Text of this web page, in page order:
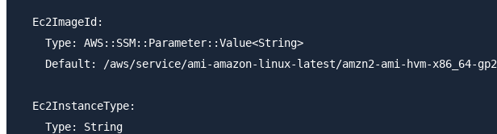
  Ec2ImageId:
    Type: AWS::SSM::Parameter::Value<String>
    Default: /aws/service/ami-amazon-linux-latest/amzn2-ami-hvm-x86_64-gp2
  Ec2InstanceType:
    Type: String